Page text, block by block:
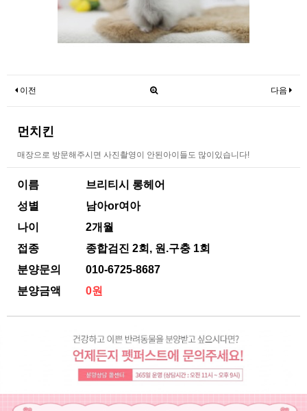
이전 다음
먼치킨
매장으로 방문해주시면 사진촬영이 안된아이들도 많이있습니다!
이름
브리티시 롱헤어
성별
남아or여아
나이
2개월
접종
종합검진 2회, 원.구충 1회
분양문의
010-6725-8687
분양금액
0원